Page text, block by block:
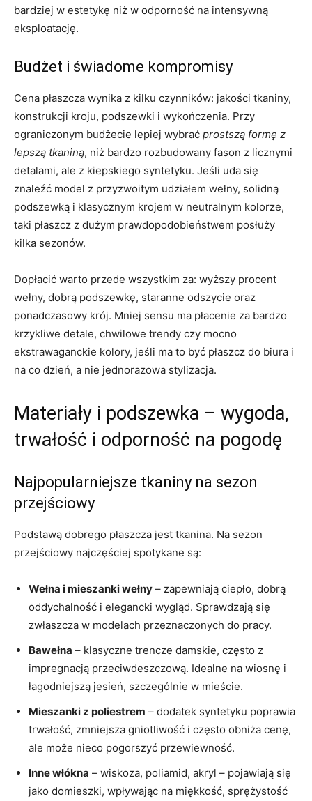
bardziej w estetykę niż w odporność na intensywną
eksploatację.
Budżet i świadome kompromisy
Cena płaszcza wynika z kilku czynników: jakości tkaniny,
konstrukcji kroju, podszewki i wykończenia. Przy
ograniczonym budżecie lepiej wybrać prostszą formę z
lepszą tkaniną, niż bardzo rozbudowany fason z licznymi
detalami, ale z kiepskiego syntetyku. Jeśli uda się
znaleźć model z przyzwoitym udziałem wełny, solidną
podszewką i klasycznym krojem w neutralnym kolorze,
taki płaszcz z dużym prawdopodobieństwem posłuży
kilka sezonów.
Dopłacić warto przede wszystkim za: wyższy procent
wełny, dobrą podszewkę, staranne odszycie oraz
ponadczasowy krój. Mniej sensu ma płacenie za bardzo
krzykliwe detale, chwilowe trendy czy mocno
ekstrawaganckie kolory, jeśli ma to być płaszcz do biura i
na co dzień, a nie jednorazowa stylizacja.
Materiały i podszewka – wygoda,
trwałość i odporność na pogodę
Najpopularniejsze tkaniny na sezon
przejściowy
Podstawą dobrego płaszcza jest tkanina. Na sezon
przejściowy najczęściej spotykane są:
Wełna i mieszanki wełny – zapewniają ciepło, dobrą
oddychalność i elegancki wygląd. Sprawdzają się
zwłaszcza w modelach przeznaczonych do pracy.
Bawełna – klasyczne trencze damskie, często z
impregnacją przeciwdeszczową. Idealne na wiosnę i
łagodniejszą jesień, szczególnie w mieście.
Mieszanki z poliestrem – dodatek syntetyku poprawia
trwałość, zmniejsza gniotliwość i często obniża cenę,
ale może nieco pogorszyć przewiewność.
Inne włókna – wiskoza, poliamid, akryl – pojawiają się
jako domieszki, wpływając na miękkość, sprężystość